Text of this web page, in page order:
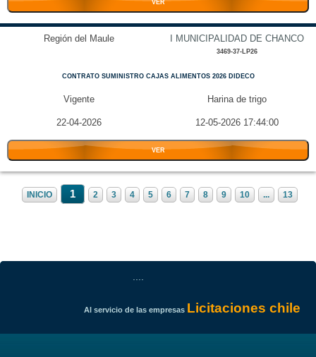
VER
Región del Maule I MUNICIPALIDAD DE CHANCO
3469-37-LP26
CONTRATO SUMINISTRO CAJAS ALIMENTOS 2026 DIDECO
Vigente Harina de trigo
22-04-2026 12-05-2026 17:44:00
VER
INICIO 1 2 3 4 5 6 7 8 9 10 ... 13
Al servicio de las empresas Licitaciones chile